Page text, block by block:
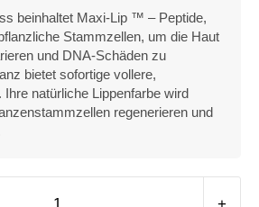
beinhaltet Maxi-Lip ™ – Peptide,
Stammzellen, um die Haut
und DNA-Schäden zu
bietet sofortige vollere,
Ihre natürliche Lippenfarbe wird
regenerieren und